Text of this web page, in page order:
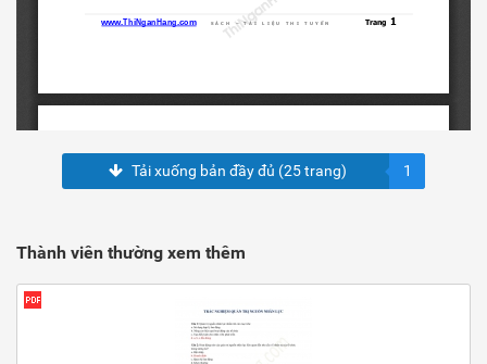
Tải xuống bản đầy đủ (25 trang) 1
Thành viên thường xem thêm